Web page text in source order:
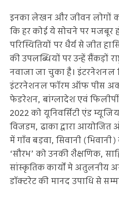
इनका लेखन और जीवन लोगों
कि हर कोई ये सोचने पर मजबूर
परिस्थितियों पर धैर्य से जीत
की उपलब्धियों पर उन्हें सैंकड़ों
नवाजा जा चुका है। इंटरनेशनल
इंटरनेशनल फॉरम ऑफ पीस
फेडरेशन, बांग्लादेश एवं फिलीपींस
2022 को यूनिवर्सिटी एंड
विजडम, ढाका द्वारा आयोजित
में गाँव बड़वा, सिवानी
‘सौरभ’ को उनकी शैक्षणिक,
सांस्कृतिक कार्यों मे अतुलनीय
डॉक्टरेट की मानद उपाधि से